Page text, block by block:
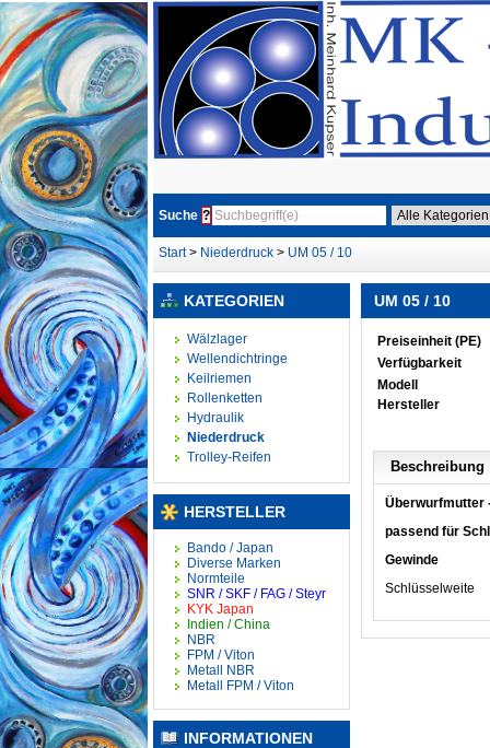
Suche ?
Start> Niederdruck > UM 05 / 10
KATEGORIEN
Wälzlager
Wellendichtringe
Keilriemen
Rollenketten
Hydraulik
Niederdruck
Trolley-Reifen
HERSTELLER
Bando / Japan
Diverse Marken
Normteile
SNR / SKF / FAG / Steyr
KYK Japan
Indien / China
NBR
FPM / Viton
Metall NBR
Metall FPM / Viton
INFORMATIONEN
UM 05 / 10
Preiseinheit (PE)
Verfügbarkeit
Modell
Hersteller
Beschreibung
Überwurfmutter
passend für
Gewinde